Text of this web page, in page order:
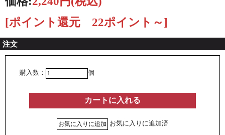
[ポイント還元 22ポイント～]
注文
購入数： 個
お気に入りに追加済